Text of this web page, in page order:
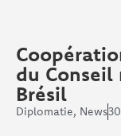
du Conseil
Brésil
Diplomatie, News